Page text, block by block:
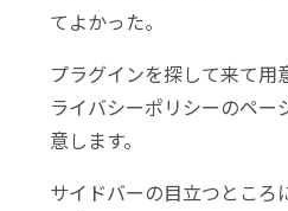
てよかった。
プラグインを探して来て用
ライバシーポリシーのペー
意します。
サイドバーの目立つところ